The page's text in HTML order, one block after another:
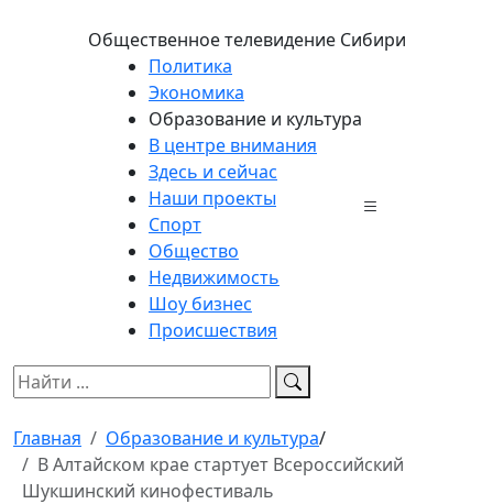
Общественное телевидение Сибири
Политика
Экономика
Образование и культура
В центре внимания
Здесь и сейчас
Наши проекты
Спорт
Общество
Недвижимость
Шоу бизнес
Происшествия
Главная Образование и культура/
В Алтайском крае стартует Всероссийский
Шукшинский кинофестиваль